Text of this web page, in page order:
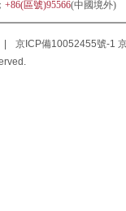
+86(區號)95566(中國境外)
京ICP備10052455號-1